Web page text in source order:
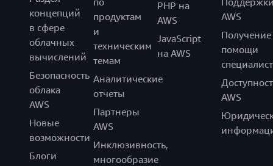
концепций
в сфере
облачных
вычислений
Безопасность
облака
AWS
Новые
возможности
Блоги
продуктам
и
техническим
темам
Аналитические
отчеты
Партнеры
AWS
Инклюзивность,
многообразие
PHP на
AWS
JavaScript
на AWS
AWS
Получение
помощи
AWS